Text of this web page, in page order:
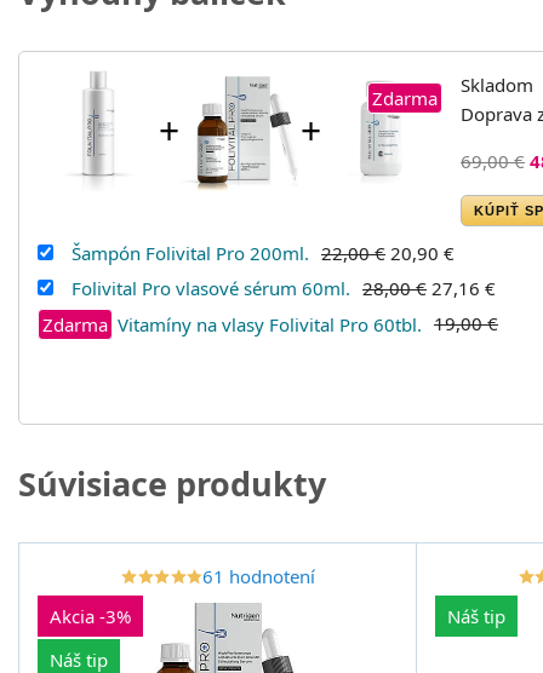
+ +
Zdarma
Šampón Folivital Pro 200ml. 22,00 € 20,90 €
Folivital Pro vlasové sérum 60ml. 28,00 € 27,16 €
Zdarma Vitamíny na vlasy Folivital Pro 60tbl. 19,00 €
Skladom
Doprava
69,00 €
KÚPIŤ
Súvisiace produkty
star_borderstar_borderstar_borderstar_borderstar_border
starstarstarstarstar61 hodnotení
Akcia -3%
Náš tip
star_border
star
Náš tip